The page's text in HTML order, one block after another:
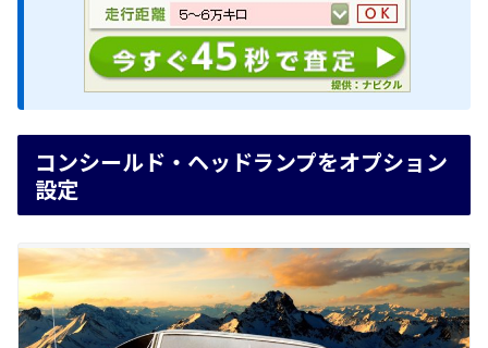
コンシールド・ヘッドランプをオプション
設定